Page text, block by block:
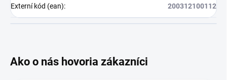
Externí kód (ean): 200312100112